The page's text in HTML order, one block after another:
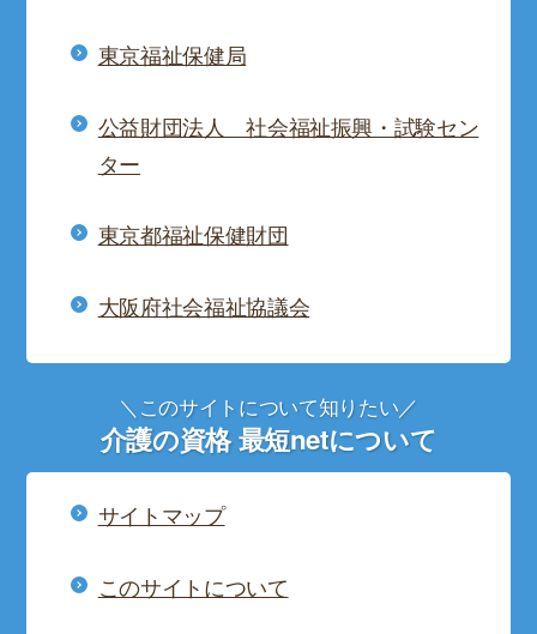
東京福祉保健局
公益財団法人 社会福祉振興・試験セン
ター
東京都福祉保健財団
大阪府社会福祉協議会
＼このサイトについて知りたい／
介護の資格 最短netについて
サイトマップ
このサイトについて